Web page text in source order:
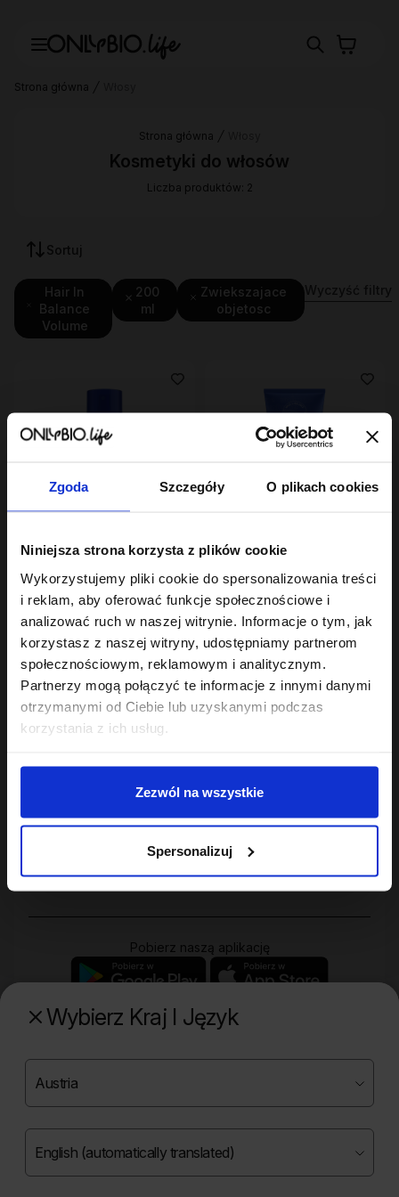
Zgoda Szczegóły O plikach cookies
Niniejsza strona korzysta z plików cookie
Wykorzystujemy pliki cookie do spersonalizowania treści
i reklam, aby oferować funkcje społecznościowe i
analizować ruch w naszej witrynie. Informacje o tym, jak
korzystasz z naszej witryny, udostępniamy partnerom
społecznościowym, reklamowym i analitycznym.
Partnerzy mogą połączyć te informacje z innymi danymi
otrzymanymi od Ciebie lub uzyskanymi podczas
korzystania z ich usług.
Zezwól na wszystkie
Spersonalizuj
Wybierz Kraj I Język
Strona główna
Strona główna
Kosmetyki do włosów
Liczba produktów: 2
Sortuj
Hair In
Balance
Volume
200
ml
Zwiekszajace
objetosc
Hair In Balance By ONLYBIO
Volume Nieobciążająca
odżywka wygładzająca
200 ml
24,99 zł
Najniższa cena z 30 dni przed
obniżką: 24,99 zł
Hair In Balance By ONLYBIO
nawilżająca, nadająca
lekkości 200ml
24,99 zł
Najniższa cena z 30 dni przed
obniżką:24,99 zł
Twoje konto
Zakupy
Pobierz naszą aplikację
Poznaj naszą drugą markę